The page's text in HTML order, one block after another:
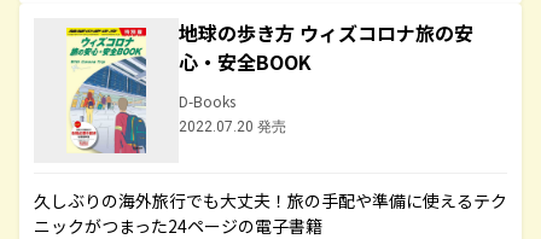
地球の歩き方 ウィズコロナ旅の安
心・安全BOOK
D-Books
2022.07.20 発売
久しぶりの海外旅行でも大丈夫！旅の手配や準備に使えるテク
ニックがつまった24ページの電子書籍